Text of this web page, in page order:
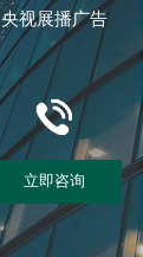
央视展播广告
立即咨询